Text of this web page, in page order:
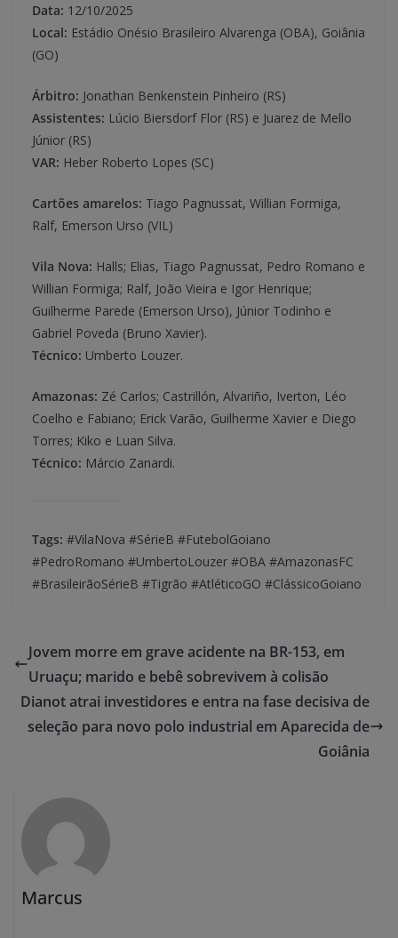
Data: 12/10/2025
Local: Estádio Onésio Brasileiro Alvarenga (OBA), Goiânia
(GO)
Árbitro: Jonathan Benkenstein Pinheiro (RS)
Assistentes: Lúcio Biersdorf Flor (RS) e Juarez de Mello
Júnior (RS)
VAR: Heber Roberto Lopes (SC)
Cartões amarelos: Tiago Pagnussat, Willian Formiga,
Ralf, Emerson Urso (VIL)
Vila Nova: Halls; Elias, Tiago Pagnussat, Pedro Romano e
Willian Formiga; Ralf, João Vieira e Igor Henrique;
Guilherme Parede (Emerson Urso), Júnior Todinho e
Gabriel Poveda (Bruno Xavier).
Técnico: Umberto Louzer.
Amazonas: Zé Carlos; Castrillón, Alvariño, Iverton, Léo
Coelho e Fabiano; Erick Varão, Guilherme Xavier e Diego
Torres; Kiko e Luan Silva.
Técnico: Márcio Zanardi.
Tags: #VilaNova #SérieB #FutebolGoiano
#PedroRomano #UmbertoLouzer #OBA #AmazonasFC
#BrasileirãoSérieB #Tigrão #AtléticoGO #ClássicoGoiano
Jovem morre em grave acidente na BR-153, em
Uruaçu; marido e bebê sobrevivem à colisão
Dianot atrai investidores e entra na fase decisiva de
seleção para novo polo industrial em Aparecida de
Goiânia
Marcus